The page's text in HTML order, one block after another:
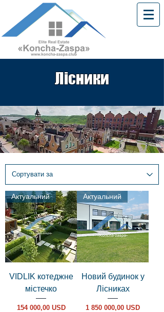
Лісники
Актуальний
VIDLIK котеджне
містечко
Ціна
154 000,00 USD
Актуальний
Новий будинок у
Лісниках
Ціна
1 850 000,00 USD